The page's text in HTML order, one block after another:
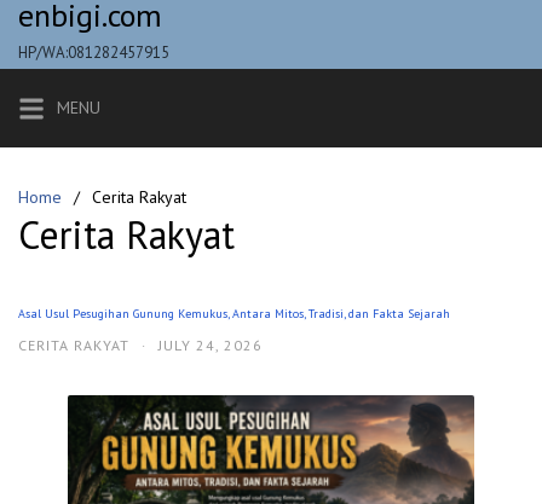
Skip
content
enbigi.com
HP/WA:081282457915
MENU
Home Cerita Rakyat
Cerita Rakyat
Asal Usul Pesugihan Gunung Kemukus, Antara Mitos, Tradisi, dan Fakta Sejarah
CERITA RAKYAT · JULY 24, 2026